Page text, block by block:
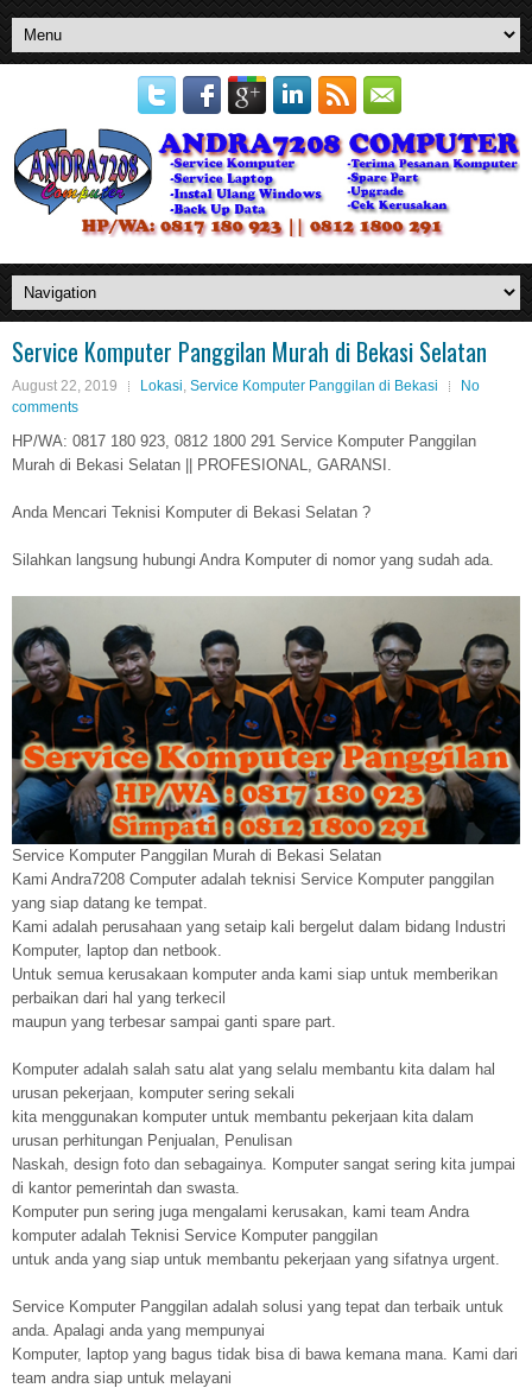
Service Komputer Panggilan Murah di Bekasi Selatan
August 22, 2019 Lokasi Service Komputer Panggilan di Bekasi
No
comments
HP/WA: 0817 180 923, 0812 1800 291 Service Komputer Panggilan
Murah di Bekasi Selatan || PROFESIONAL, GARANSI.
Anda Mencari Teknisi Komputer di Bekasi Selatan ?
Silahkan langsung hubungi Andra Komputer di nomor yang sudah ada.
Service Komputer Panggilan Murah di Bekasi Selatan
Kami Andra7208 Computer adalah teknisi Service Komputer panggilan
yang siap datang ke tempat.
Kami adalah perusahaan yang setaip kali bergelut dalam bidang Industri
Komputer, laptop dan netbook.
Untuk semua kerusakaan komputer anda kami siap untuk memberikan
perbaikan dari hal yang terkecil
maupun yang terbesar sampai ganti spare part.
Komputer adalah salah satu alat yang selalu membantu kita dalam hal
urusan pekerjaan, komputer sering sekali
kita menggunakan komputer untuk membantu pekerjaan kita dalam
urusan perhitungan Penjualan, Penulisan
Naskah, design foto dan sebagainya. Komputer sangat sering kita jumpai
di kantor pemerintah dan swasta.
Komputer pun sering juga mengalami kerusakan, kami team Andra
komputer adalah Teknisi Service Komputer panggilan
untuk anda yang siap untuk membantu pekerjaan yang sifatnya urgent.
Service Komputer Panggilan adalah solusi yang tepat dan terbaik untuk
anda. Apalagi anda yang mempunyai
Komputer, laptop yang bagus tidak bisa di bawa kemana mana. Kami dari
team andra siap untuk melayani